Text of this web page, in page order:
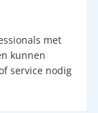
met
kunnen
service nodig